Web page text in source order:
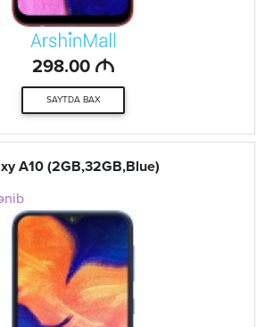
298.00 M
SAYTDA BAX
A10 (2GB,32GB,Blue)